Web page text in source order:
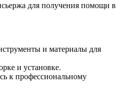
для получения помощи в
и материалы для
и установке.
к профессиональному